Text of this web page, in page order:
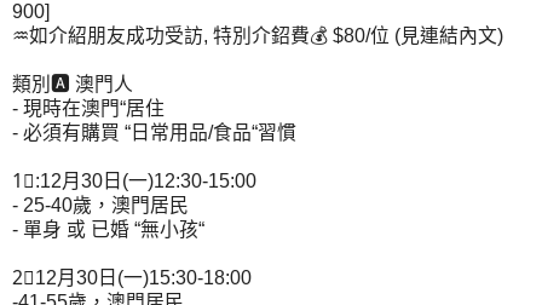
900]
♒如介紹朋友成功受訪, 特別介鉊費💰 $80/位 (見連結內文)
類別🅰 澳門人
- 現時在澳門“居住
- 必須有購買 “日常用品/食品“習慣
1⃣:12月30日(一)12:30-15:00
- 25-40歲，澳門居民
- 單身 或 已婚 “無小孩“
2⃣12月30日(一)15:30-18:00